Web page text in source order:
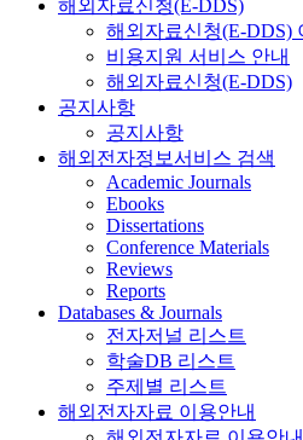
해외자료신청(E-DDS)
해외자료신청(E-DDS)
비용지원 서비스 안내
해외자료신청(E-DDS)
공지사항
공지사항
해외전자정보서비스 검색
Academic Journals
Ebooks
Dissertations
Conference Materials
Reviews
Reports
Databases & Journals
전자저널 리스트
학술DB 리스트
주제별 리스트
해외전자자료 이용안내